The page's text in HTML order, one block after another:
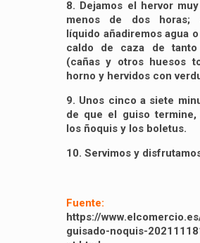
8. Dejamos el hervor
menos de dos horas;
líquido añadiremos agua
caldo de caza de
(cañas y otros huesos
horno y hervidos con
9. Unos cinco a siete
de que el guiso termine,
los ñoquis y los boletus.
10. Servimos y
Fuente:
https://
guisado-noquis-